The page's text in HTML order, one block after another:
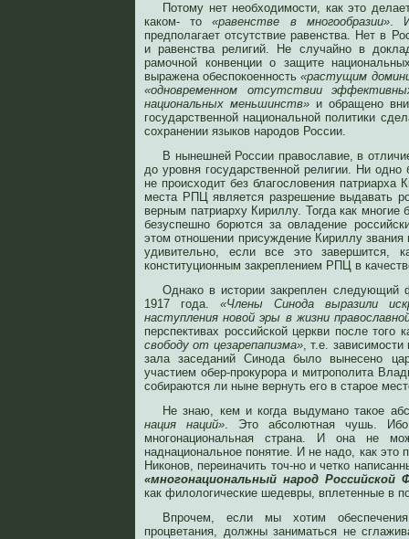
Потому нет необходимости, как это
каком- то«равенстве в многообразии».
предполагает отсутствие равенства. Нет в
и равенства религий. Не случайно в
рамочной конвенции о защите
выражена обеспокоенность«растущим
«одновременном отсутствии
национальных меньшинств» и обращено
государственной национальной политики
сохранении языков народов России.
В нынешней России православие, в
до уровня государственной религии. Ни
не происходит без благословения патриарха
места РПЦ является разрешение выдавать
верным патриарху Кириллу. Тогда как
безуспешно борются за овладение
этом отношении присуждение Кириллу
удивительно, если все это завершится,
конституционным закреплением РПЦ в
Однако в истории закреплен следующий
1917 года. «Члены Синода выразили
наступления новой эры в жизни
перспективах российской церкви после того
свободу от цезарепапизма», т.е. зависимости
зала заседаний Синода было вынесено
участием обер-прокурора и митрополита
собираются ли ныне вернуть его в старое
Не знаю, кем и когда выдумано такое
нация наций». Это абсолютная чушь.
многонациональная страна. И она не
наднациональное понятие. И не надо, как это
Никонов, переиначить точ-но и четко
«многонациональный народ Российской
как филологические шедевры, вплетенные в
Впрочем, если мы хотим
процветания, должны заниматься не